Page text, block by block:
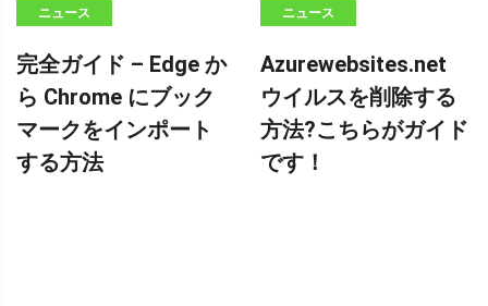
ニュース
完全ガイド – Edge か
ら Chrome にブック
マークをインポート
する方法
ニュース
Azurewebsites.net
ウイルスを削除する
方法?こちらがガイド
です！